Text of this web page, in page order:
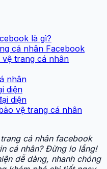
là gì?
cá nhân Facebook
trang cá nhân
nhân
diện
diện
vệ trang cá nhân
cá nhân facebook
cá nhân? Đừng lo lắng!
dễ dàng, nhanh chóng